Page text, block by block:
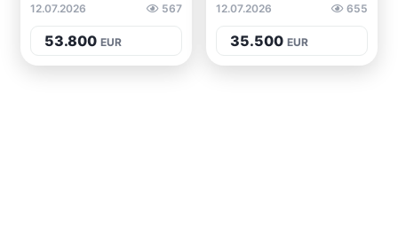
12.07.2026
567
53.800 EUR
12.07.2026
655
35.500 EUR